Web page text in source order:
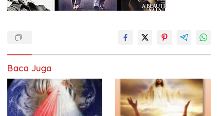
Baca Juga